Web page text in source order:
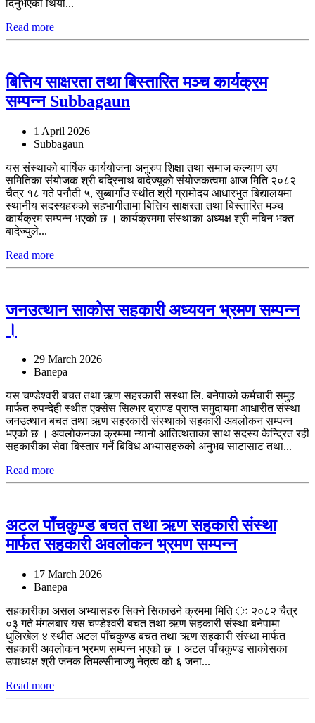
दिनुभएको थियो...
Read more
बित्तिय साक्षरता तथा बिस्तारित मञ्च कार्यक्रम
सम्पन्न Subbagaun
1 April 2026
Subbagaun
यस संस्थाको बार्षिक कार्ययोजना अनुरुप शिक्षा तथा समाज कल्याण उप
समितिका संयोजक श्री बद्रिनाथ बादेज्यूको संयोजकत्वमा आज मिति २०८२
चैत्र १८ गते पनौती ५, सुब्बागाँउ स्थीत श्री ग्रामोदय आधारभुत बिद्यालयमा
स्थानीय सदस्यहरुको सहभागीतामा बित्तिय साक्षरता तथा बिस्तारित मञ्च
कार्यक्रम सम्पन्न भएको छ । कार्यक्रममा संस्थाका अध्यक्ष श्री नबिन भक्त
बादेज्युले...
Read more
जनउत्थान साकोस सहकारी अध्ययन भ्रमण सम्पन्न
।
29 March 2026
Banepa
यस चण्डेश्वरी बचत तथा ऋण सहरकारी सस्था लि. बनेपाको कर्मचारी समुह
मार्फत रुपन्देही स्थीत एक्सेस सिल्भर ब्राण्ड प्राप्त समुदायमा आधारीत संस्था
जनउत्थान बचत तथा ऋण सहरकारी संस्थाको सहकारी अवलोकन सम्पन्न
भएको छ । अवलोकनका क्रममा न्यानो आतित्थताका साथ सदस्य केन्द्रित रही
सहकारीका सेवा बिस्तार गर्ने बिविध अभ्यासहरुको अनुभव साटासाट तथा...
Read more
अटल पाँचकुण्ड बचत तथा ऋण सहकारी संस्था
मार्फत सहकारी अवलोकन भ्रमण सम्पन्न
17 March 2026
Banepa
सहकारीका असल अभ्यासहरु सिक्ने सिकाउने क्रममा मिति ः २०८२ चैत्र
०३ गते मंगलबार यस चण्डेश्वरी बचत तथा ऋण सहकारी संस्था बनेपामा
धुलिखेल ४ स्थीत अटल पाँचकुण्ड बचत तथा ऋण सहकारी संस्था मार्फत
सहकारी अवलोकन भ्रमण सम्पन्न भएको छ । अटल पाँचकुण्ड साकोसका
उपाध्यक्ष श्री जनक तिमल्सीनाज्यु नेतृत्व को ६ जना...
Read more